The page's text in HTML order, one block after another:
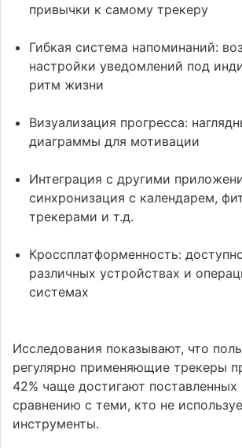
привычки к самому трекеру
Гибкая система напоминаний:
настройки уведомлений под
ритм жизни
Визуализация прогресса:
диаграммы для мотивации
Интеграция с другими
синхронизация с календарем,
трекерами и т.д.
Кроссплатформенность:
различных устройствах и
системах
Исследования показывают, что
регулярно применяющие трекеры
42% чаще достигают поставленных
сравнению с теми, кто не
инструменты.